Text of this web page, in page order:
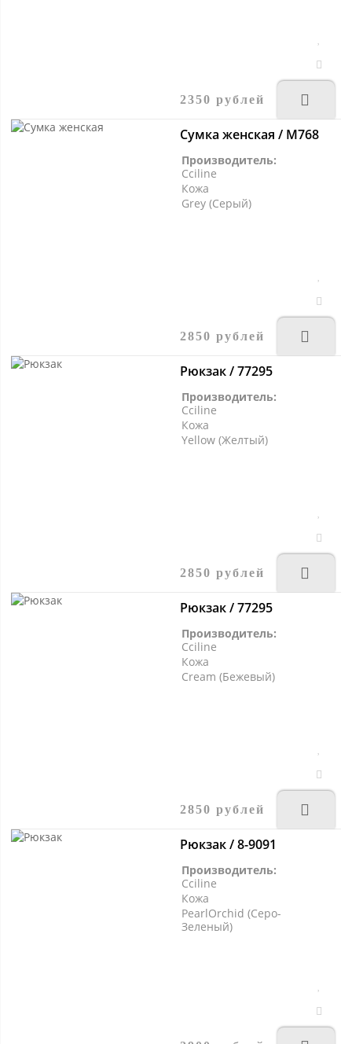
2350 рублей
Сумка женская / M768
Производитель:
Cciline
Кожа
Grey (Серый)
2850 рублей
Рюкзак / 77295
Производитель:
Cciline
Кожа
Yellow (Желтый)
2850 рублей
Рюкзак / 77295
Производитель:
Cciline
Кожа
Cream (Бежевый)
2850 рублей
Рюкзак / 8-9091
Производитель:
Cciline
Кожа
PearlOrchid (Серо-
Зеленый)